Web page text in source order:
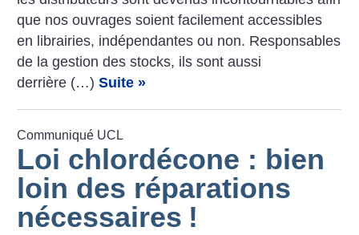
que nos ouvrages soient facilement accessibles
en librairies, indépendantes ou non. Responsables
de la gestion des stocks, ils sont aussi
derrière (…)Suite »
Communiqué UCL
Loi chlordécone : bien
loin des réparations
nécessaires !